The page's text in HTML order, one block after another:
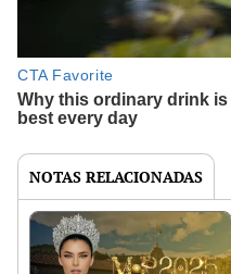
NOTAS RELACIONADAS